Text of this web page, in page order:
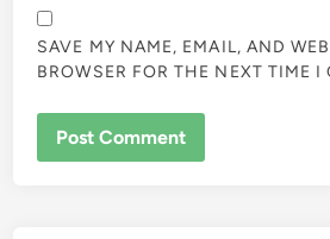
SAVE MY NAME, EMAIL, AND
BROWSER FOR THE NEXT TIME I